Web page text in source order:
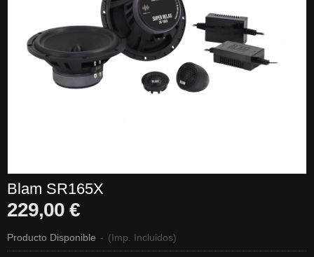
Blam SR165X
229,00 €
Producto Disponible - (Imp. Incluidos)